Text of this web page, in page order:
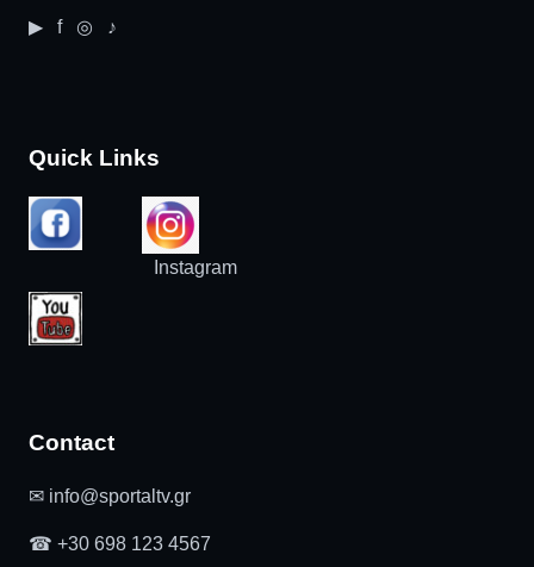
▶ f ◎ ♪
Quick Links
Instagram
Contact
✉ info@sportaltv.gr
☎ +30 698 123 4567